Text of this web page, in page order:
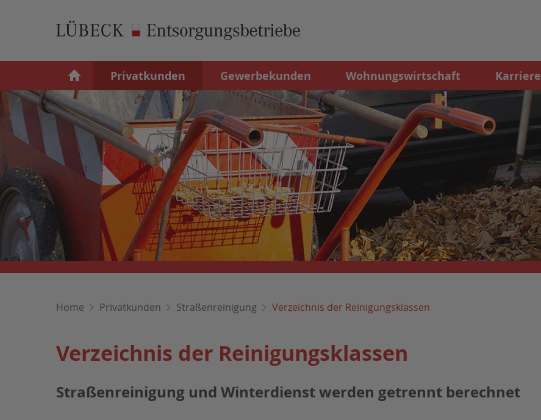
Privatkunden Gewerbekunden Wohnungswirtschaft Karriere
Home Privatkunden Straßenreinigung Verzeichnis der Reinigungsklassen
Verzeichnis der Reinigungsklassen
Straßenreinigung und Winterdienst werden getrennt berechnet